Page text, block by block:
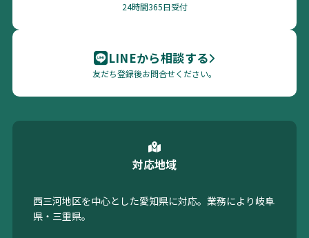
24時間365日受付
LINEから相談する
友だち登録後お問合せください。
対応地域
西三河地区を中心とした愛知県に対応。業務により岐阜
県・三重県。